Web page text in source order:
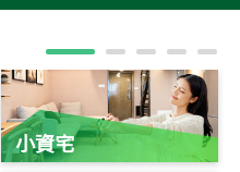
小資宅